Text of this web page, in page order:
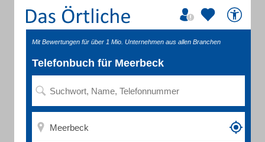
Mit Bewertungen für über 1 Mio. Unternehmen aus allen Branchen
Telefonbuch für Meerbeck